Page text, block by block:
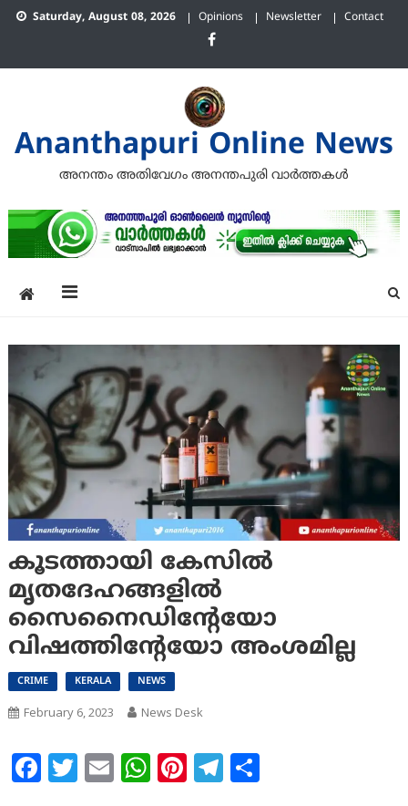
Skip Saturday, August 08, 2026 Opinions Newsletter Contact
Ananthapuri Online News
അനന്തം അതിവേഗം അനന്തപുരി വാര്‍ത്തകള്‍
കൂടത്തായി കേസില്‍
മൃതദേഹങ്ങളില്‍
സൈനൈഡിന്റേയോ
വിഷത്തിന്റേയോ അംശമില്ല
CRIME KERALA NEWS
February 6, 2023 News Desk
Facebook
Twitter
EmailWhatsApp
Pinterest
Telegram
Share